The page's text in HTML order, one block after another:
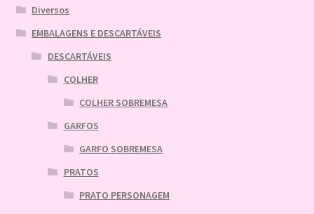
Diversos
EMBALAGENS E DESCARTÁVEIS
DESCARTÁVEIS
COLHER
COLHER SOBREMESA
GARFOS
GARFO SOBREMESA
PRATOS
PRATO PERSONAGEM